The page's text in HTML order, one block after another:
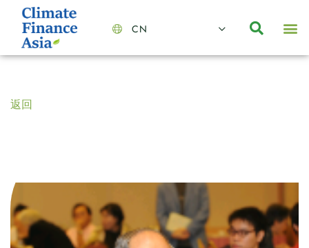
CN
返回